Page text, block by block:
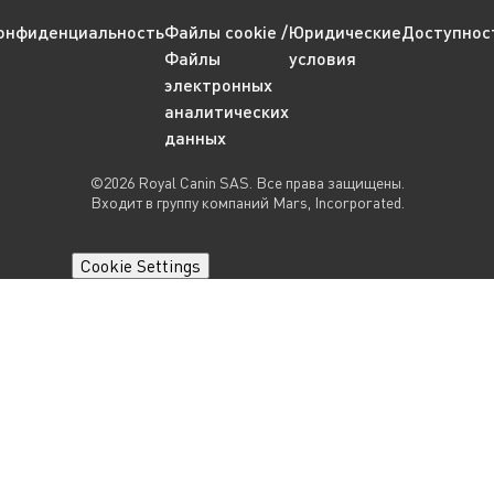
Файлы cookie /
Файлы
электронных
аналитических
данных
Юридические
условия
©2026 Royal Canin SAS. Все права защищены.
Входит в группу компаний Mars, Incorporated.
Cookie Settings